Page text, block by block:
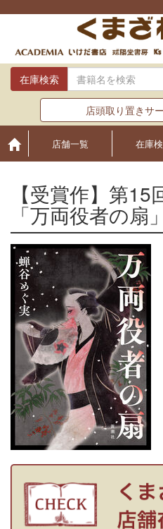
在庫検索
店頭取り置きサ
店舗一覧 在庫
【受賞作】第
「万両役者の扇」